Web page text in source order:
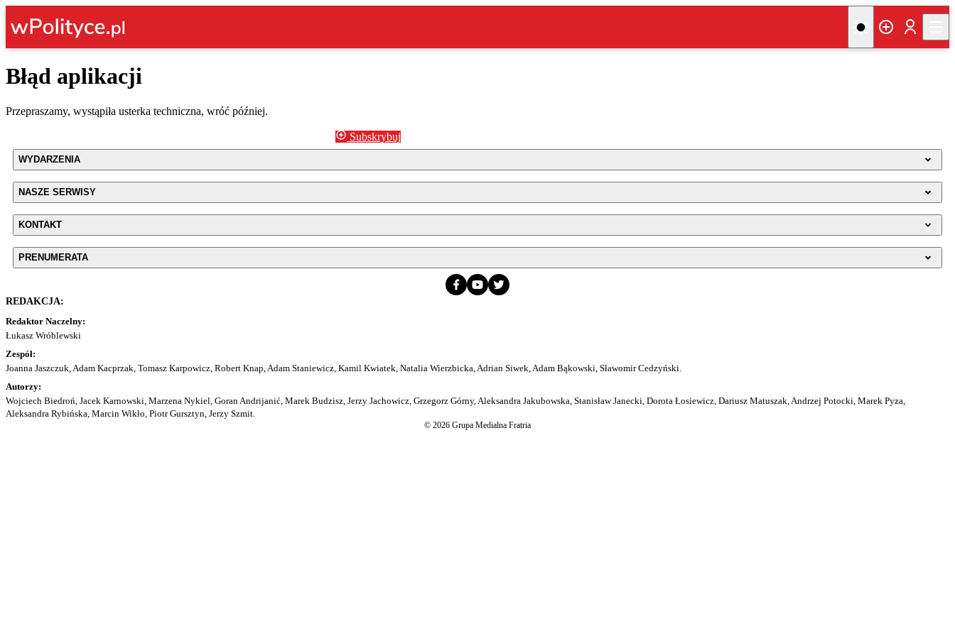
Błąd aplikacji
Przepraszamy, wystąpiła usterka techniczna, wróć później.
Subskrybuj
WYDARZENIA
NASZE SERWISY
KONTAKT
PRENUMERATA
REDAKCJA:
Redaktor Naczelny:
Łukasz Wróblewski
Zespół:
Joanna Jaszczuk, Adam Kacprzak, Tomasz Karpowicz, Robert Knap, Adam Staniewicz, Kamil Kwiatek, Natalia Wierzbicka, Adrian Siwek, Adam Bąkowski, Sławomir Cedzyński.
Autorzy:
Wojciech Biedroń, Jacek Karnowski, Marzena Nykiel, Goran Andrijanić, Marek Budzisz, Jerzy Jachowicz, Grzegorz Górny, Aleksandra Jakubowska, Stanisław Janecki, Dorota Łosiewicz, Dariusz Matuszak, Andrzej Potocki, Marek Pyza,
Aleksandra Rybińska, Marcin Wikło, Piotr Gursztyn, Jerzy Szmit.
© 2026 Grupa Medialna Fratria